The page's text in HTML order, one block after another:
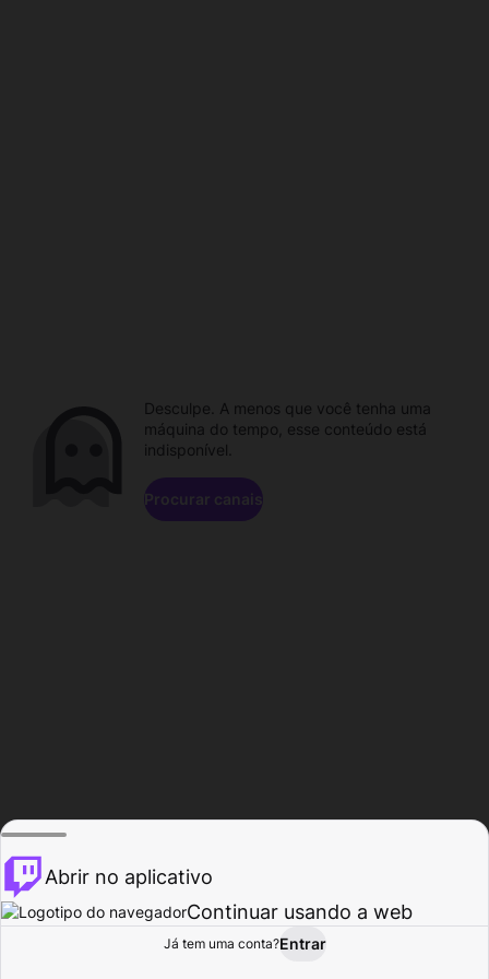
Procurar Atividade
Desculpe. A menos que você tenha uma
máquina do tempo, esse conteúdo está
indisponível.
Procurar canais
Abrir no aplicativo
Continuar usando a web
Já tem uma conta?Entrar